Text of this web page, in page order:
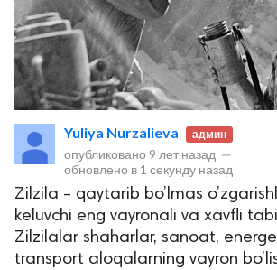
Yuliya Nurzalieva админ
опубликовано 9 лет назад —
обновлено в 1 секунду назад
Zilzila – qaytarib bo’lmas
keluvchi eng vayronali va xavfli
Zilzilalar shaharlar, sanoat,
transport aloqalarning vayron